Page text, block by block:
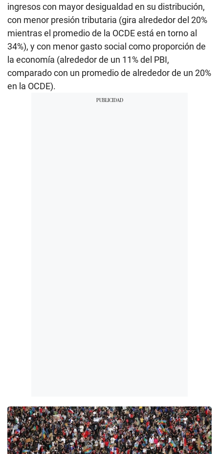
ingresos con mayor desigualdad en su distribución,
con menor presión tributaria (gira alrededor del 20%
mientras el promedio de la OCDE está en torno al
34%), y con menor gasto social como proporción de
la economía (alrededor de un 11% del PBI,
comparado con un promedio de alrededor de un 20%
en la OCDE).